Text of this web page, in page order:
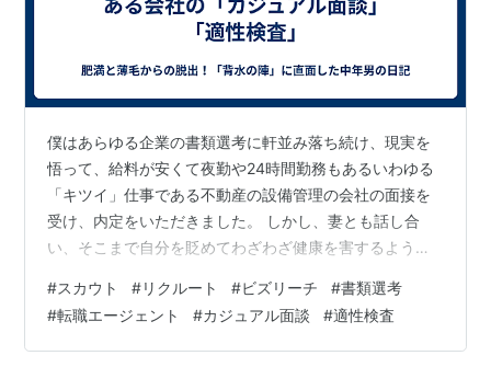
僕はあらゆる企業の書類選考に軒並み落ち続け、現実を
悟って、給料が安くて夜勤や24時間勤務もあるいわゆる
「キツイ」仕事である不動産の設備管理の会社の面接を
受け、内定をいただきました。 しかし、妻とも話し合
い、そこまで自分を貶めてわざわざ健康を害するような
辞退しました。 他に方法は無いかと考えた結果、今まで
使っていた転職サイトが自分に合っていなかったのでは
ないかと考え、それまで登録していなかったリクルート
#スカウト #リクルート #ビズリーチ #書類選考
#転職エージェント #カジュアル面談 #適性検査